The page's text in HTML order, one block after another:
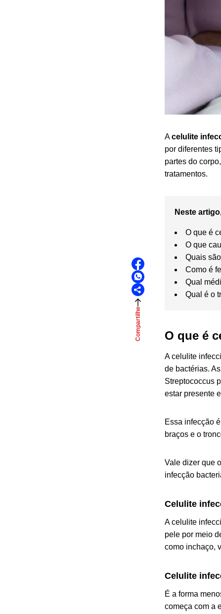
Compartilhe
Acelulite
por diferentes
partes do
tratamentos.
Neste
O que é
O que
Quais
Como é
Qual
Qual é o
O que é
A celulite
de bactérias.
Streptococcus
estar presente
Essa infecção
braços e o
Vale dizer que
infecção
Celulite
A celulite
pele por meio
como inchaço,
Celulite
É a forma
começa com a